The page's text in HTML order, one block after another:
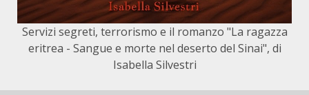
Servizi segreti, terrorismo e il romanzo "La ragazza
eritrea - Sangue e morte nel deserto del Sinai", di
Isabella Silvestri